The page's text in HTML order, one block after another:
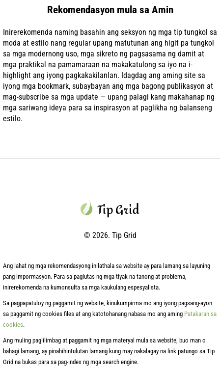
Rekomendasyon mula sa Amin
Inirerekomenda naming basahin ang seksyon ng mga tip tungkol sa
moda at estilo nang regular upang matutunan ang higit pa tungkol
sa mga modernong uso, mga sikreto ng pagsasama ng damit at
mga praktikal na pamamaraan na makakatulong sa iyo na i-
highlight ang iyong pagkakakilanlan. Idagdag ang aming site sa
iyong mga bookmark, subaybayan ang mga bagong publikasyon at
mag-subscribe sa mga update — upang palagi kang makahanap ng
mga sariwang ideya para sa inspirasyon at paglikha ng balanseng
estilo.
© 2026. Tip Grid
Ang lahat ng mga rekomendasyong inilathala sa website ay para lamang sa layuning
pang-impormasyon. Para sa paglutas ng mga tiyak na tanong at problema,
inirerekomenda na kumonsulta sa mga kaukulang espesyalista.
Sa pagpapatuloy ng paggamit ng website, kinukumpirma mo ang iyong pagsang-ayon
sa paggamit ng cookies files at ang katotohanang nabasa mo ang aming Patakaran sa
cookies.
Ang muling paglilimbag at paggamit ng mga materyal mula sa website, buo man o
bahagi lamang, ay pinahihintulutan lamang kung may nakalagay na link patungo sa Tip
Grid na bukas para sa pag-index ng mga search engine.